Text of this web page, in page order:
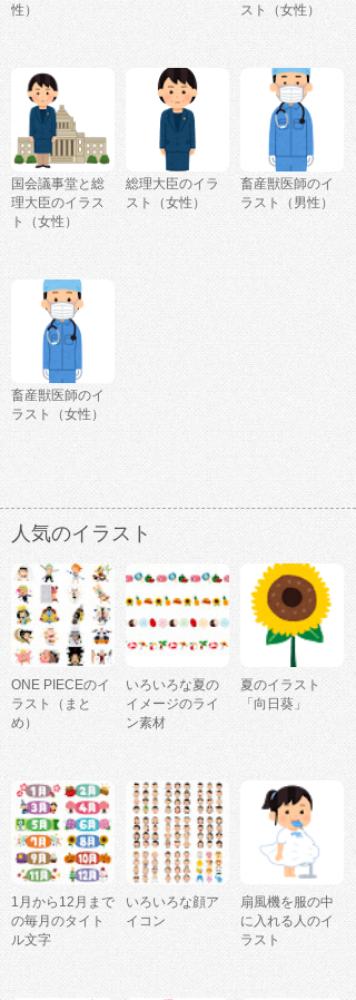
性）
スト（女性）
国会議事堂と総
理大臣のイラス
ト（女性）
総理大臣のイラ
スト（女性）
畜産獣医師のイ
ラスト（男性）
畜産獣医師のイ
ラスト（女性）
人気のイラスト
ONE PIECEのイ
ラスト（まと
め）
いろいろな夏の
イメージのライ
ン素材
夏のイラスト
「向日葵」
1月から12月まで
の毎月のタイト
ル文字
いろいろな顔ア
イコン
扇風機を服の中
に入れる人のイ
ラスト